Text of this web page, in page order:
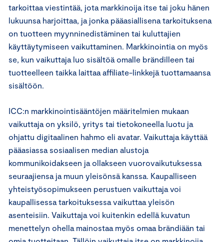
tarkoittaa viestintää, jota markkinoija itse tai joku hänen
lukuunsa harjoittaa, ja jonka pääasiallisena tarkoituksena
on tuotteen myynninedistäminen tai kuluttajien
käyttäytymiseen vaikuttaminen. Markkinointia on myös
se, kun vaikuttaja luo sisältöä omalle brändilleen tai
tuotteelleen taikka laittaa affiliate-linkkejä tuottamaansa
sisältöön.
ICC:n markkinointisääntöjen määritelmien mukaan
vaikuttaja on yksilö, yritys tai tietokoneella luotu ja
ohjattu digitaalinen hahmo eli avatar. Vaikuttaja käyttää
pääasiassa sosiaalisen median alustoja
kommunikoidakseen ja ollakseen vuorovaikutuksessa
seuraajiensa ja muun yleisönsä kanssa. Kaupalliseen
yhteistyösopimukseen perustuen vaikuttaja voi
kaupallisessa tarkoituksessa vaikuttaa yleisön
asenteisiin. Vaikuttaja voi kuitenkin edellä kuvatun
menettelyn ohella mainostaa myös omaa brändiään tai